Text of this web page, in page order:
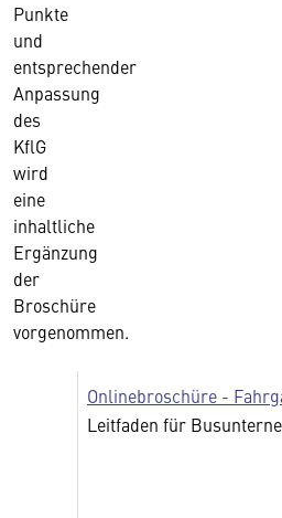
Punkte
und
entsprechender
Anpassung
des
KflG
wird
eine
inhaltliche
Ergänzung
der
Broschüre
vorgenommen.
Onlinebroschüre -
Leitfaden für